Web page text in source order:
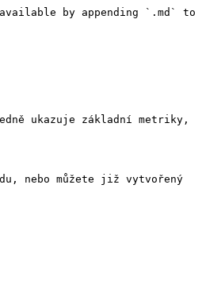
by appending `.md` to
ukazuje základní metriky,
nebo můžete již vytvořený